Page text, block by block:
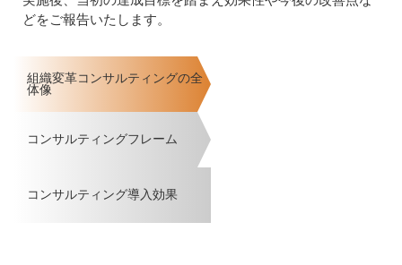
どをご報告いたします。
組織変革コンサルティングの全
体像
コンサルティングフレーム
コンサルティング導入効果